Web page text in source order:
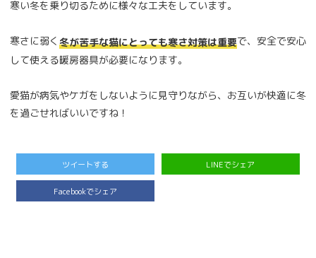
寒い冬を乗り切るために様々な工夫をしています。
寒さに弱く 冬が苦手な猫にとっても寒さ対策は重要で、安全で安心
して使える暖房器具が必要になります。
愛猫が病気やケガをしないように見守りながら、お互いが快適に冬
を過ごせればいいですね！
ツイートする LINEでシェア
Facebookでシェア